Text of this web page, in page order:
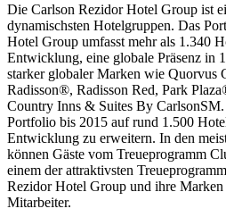
Die Carlson Rezidor Hotel Group ist
dynamischsten Hotelgruppen. Das
Hotel Group umfasst mehr als 1.340
Entwicklung, eine globale Präsenz in
starker globaler Marken wie Quorvus
Radisson®, Radisson Red, Park
Country Inns & Suites By
Portfolio bis 2015 auf rund 1.500
Entwicklung zu erweitern. In den
können Gäste vom Treueprogramm
einem der attraktivsten
Rezidor Hotel Group und ihre Marken
Mitarbeiter.